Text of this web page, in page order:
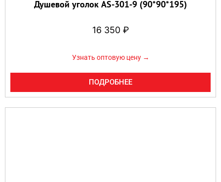
Душевой уголок AS-301-9 (90*90*195)
16 350 ₽
Узнать оптовую цену →
ПОДРОБНЕЕ